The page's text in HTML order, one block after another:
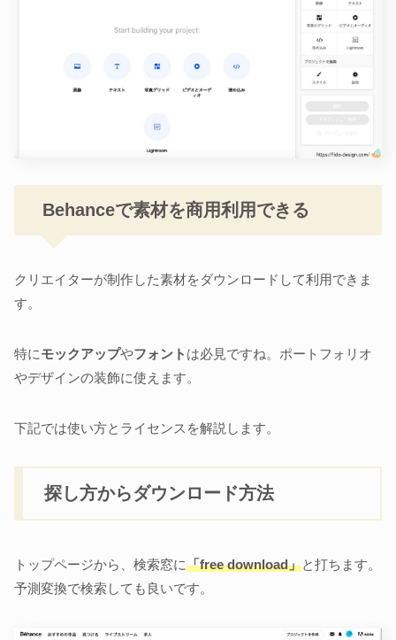
Behanceで素材を商用利用できる
クリエイターが制作した素材をダウンロードして利用できま
す。
特にモックアップやフォント は必見ですね。ポートフォリオ
やデザインの装飾に使えます。
下記では使い方とライセンスを解説します。
探し方からダウンロード方法
トップページから、検索窓に「free download」と打ちます。
予測変換で検索しても良いです。